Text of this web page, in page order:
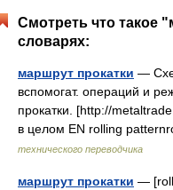
Смотреть что такое
словарях:
маршрут прокатки —
вспомогат. операций и
прокатки. [http://
в целом EN rolling
технического переводчика
маршрут прокатки —